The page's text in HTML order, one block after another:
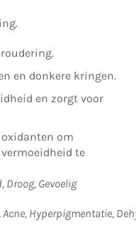
en donkere kringen.
en zorgt voor
om
te
Droog, Gevoelig
Acne, Hyperpigmentatie,